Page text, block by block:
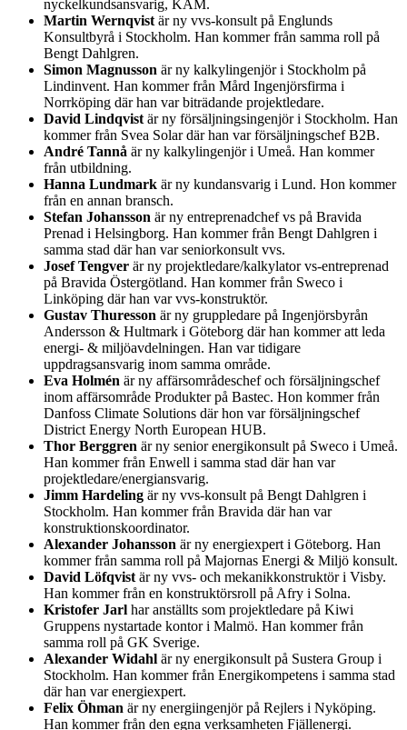
nyckelkundsansvarig, KAM.
Martin Wernqvist är ny vvs-konsult på Englunds
Konsultbyrå i Stockholm. Han kommer från samma roll på
Bengt Dahlgren.
Simon Magnusson är ny kalkylingenjör i Stockholm på
Lindinvent. Han kommer från Mård Ingenjörsfirma i
Norrköping där han var biträdande projektledare.
David Lindqvist är ny försäljningsingenjör i Stockholm. Han
kommer från Svea Solar där han var försäljningschef B2B.
André Tannå är ny kalkylingenjör i Umeå. Han kommer
från utbildning.
Hanna Lundmark är ny kundansvarig i Lund. Hon kommer
från en annan bransch.
Stefan Johansson är ny entreprenadchef vs på Bravida
Prenad i Helsingborg. Han kommer från Bengt Dahlgren i
samma stad där han var seniorkonsult vvs.
Josef Tengver är ny projektledare/kalkylator vs-entreprenad
på Bravida Östergötland. Han kommer från Sweco i
Linköping där han var vvs-konstruktör.
Gustav Thuresson är ny gruppledare på Ingenjörsbyrån
Andersson & Hultmark i Göteborg där han kommer att leda
energi- & miljöavdelningen. Han var tidigare
uppdragsansvarig inom samma område.
Eva Holmén är ny affärsområdeschef och försäljningschef
inom affärsområde Produkter på Bastec. Hon kommer från
Danfoss Climate Solutions där hon var försäljningschef
District Energy North European HUB.
Thor Berggren är ny senior energikonsult på Sweco i Umeå.
Han kommer från Enwell i samma stad där han var
projektledare/energiansvarig.
Jimm Hardeling är ny vvs-konsult på Bengt Dahlgren i
Stockholm. Han kommer från Bravida där han var
konstruktionskoordinator.
Alexander Johansson är ny energiexpert i Göteborg. Han
kommer från samma roll på Majornas Energi & Miljö konsult.
David Löfqvist är ny vvs- och mekanikkonstruktör i Visby.
Han kommer från en konstruktörsroll på Afry i Solna.
Kristofer Jarl har anställts som projektledare på Kiwi
Gruppens nystartade kontor i Malmö. Han kommer från
samma roll på GK Sverige.
Alexander Widahl är ny energikonsult på Sustera Group i
Stockholm. Han kommer från Energikompetens i samma stad
där han var energiexpert.
Felix Öhman är ny energiingenjör på Rejlers i Nyköping.
Han kommer från den egna verksamheten Fjällenergi.